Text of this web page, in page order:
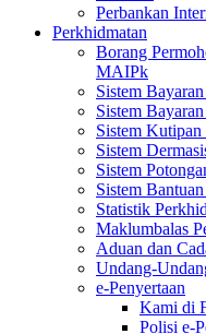
Perbankan
Perkhidmatan
Borang
MAIPk
Sistem
Sistem
Sistem
Sistem
Sistem
Sistem
Statistik
Maklumbalas
Aduan dan
Undang-
e-Penyertaan
Kami di
Polisi e-